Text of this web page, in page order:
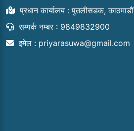
प्रधान कार्यालय : पुतलीसडक, काठमाडौं
सम्पर्क नम्बर : 9849832900
इमेल : priyarasuwa@gmail.com